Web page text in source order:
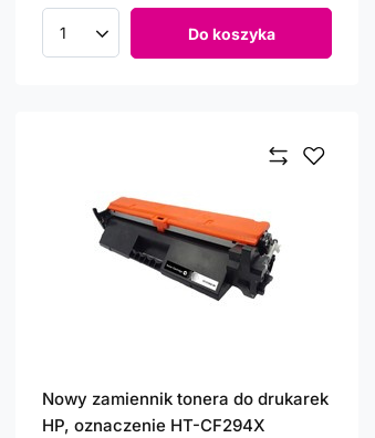
Ilość produktów Do koszyka
Nowy zamiennik tonera do drukarek
HP, oznaczenie HT-CF294X